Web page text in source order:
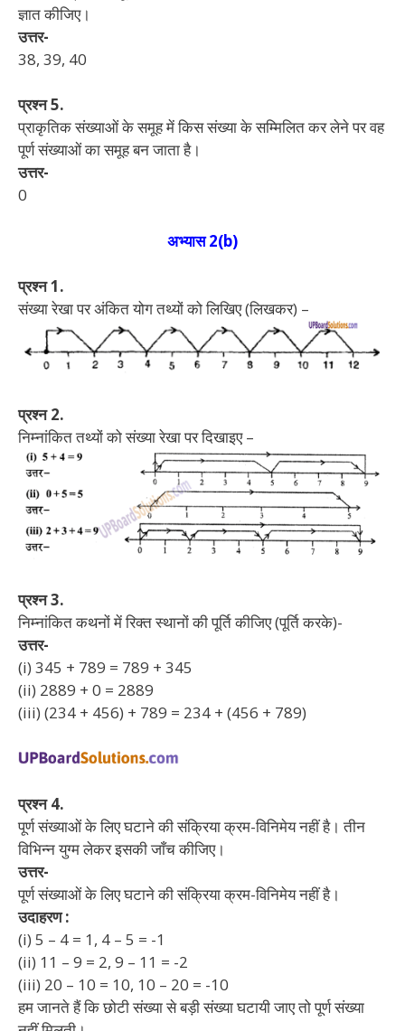
ज्ञात कीजिए।
उत्तर-
38, 39, 40
प्रश्न 5.
प्राकृतिक संख्याओं के समूह में किस संख्या के सम्मिलित कर लेने पर वह
पूर्ण संख्याओं का समूह बन जाता है।
उत्तर-
0
अभ्यास 2(b)
प्रश्न 1.
संख्या रेखा पर अंकित योग तथ्यों को लिखिए (लिखकर) –
प्रश्न 2.
निम्नांकित तथ्यों को संख्या रेखा पर दिखाइए –
प्रश्न 3.
निम्नांकित कथनों में रिक्त स्थानों की पूर्ति कीजिए (पूर्ति करके)-
उत्तर-
(i) 345 + 789 = 789 + 345
(ii) 2889 + 0 = 2889
(iii) (234 + 456) + 789 = 234 + (456 + 789)
प्रश्न 4.
पूर्ण संख्याओं के लिए घटाने की संक्रिया क्रम-विनिमेय नहीं है। तीन
विभिन्न युग्म लेकर इसकी जाँच कीजिए।
उत्तर-
पूर्ण संख्याओं के लिए घटाने की संक्रिया क्रम-विनिमेय नहीं है।
उदाहरण :
(i) 5 – 4 = 1, 4 – 5 = -1
(ii) 11 – 9 = 2, 9 – 11 = -2
(iii) 20 – 10 = 10, 10 – 20 = -10
हम जानते हैं कि छोटी संख्या से बड़ी संख्या घटायी जाए तो पूर्ण संख्या